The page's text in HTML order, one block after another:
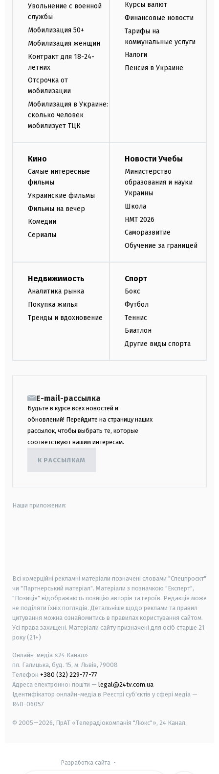
Увольнение с военной
службы
Мобилизация 50+
Мобилизация женщин
Контракт для 18-24-
летних
Отсрочка от
мобилизации
Мобилизация в Украине:
сколько человек
мобилизует ТЦК
Курсы валют
Финансовые новости
Тарифы на
коммунальные услуги
Налоги
Пенсия в Украине
Кино
Самые интересные
фильмы
Украинские фильмы
Фильмы на вечер
Комедии
Сериалы
Новости Учебы
Министерство
образования и науки
Украины
Школа
НМТ 2026
Саморазвитие
Обучение за границей
Недвижимость
Аналитика рынка
Покупка жилья
Тренды и вдохновение
Спорт
Бокс
Футбол
Теннис
Биатлон
Другие виды спорта
E-mail-рассылка
Будьте в курсе всех новостей и
обновлений! Перейдите на страницу наших
рассылок, чтобы выбрать те, которые
соответствуют вашим интересам.
К РАССЫЛКАМ
Наши приложения:
Всі комерційні рекламні матеріали позначені словами "Спецпроєкт"
чи "Партнерський матеріал". Матеріали з позначкою "Експерт",
"Позиція" відображають позицію авторів та героїв. Редакція може
не поділяти їхніх поглядів. Детальніше щодо реклами та правил
цитування можна ознайомитись в правилах користування сайтом.
Усі права захищені. Матеріали сайту призначені для осіб старше 21
року (21+)
Онлайн-медіа «24 Канал»
пл. Галицька, буд. 15, м. Львів, 79008
Телефон +380 (32) 229-77-77
Адреса електронної пошти — legal@24tv.com.ua
Ідентифікатор онлайн-медіа в Реєстрі суб'єктів у сфері медіа —
R40-06057
© 2005—2026, ПрАТ «Телерадіокомпанія "Люкс"», 24 Канал.
Разработка сайта -